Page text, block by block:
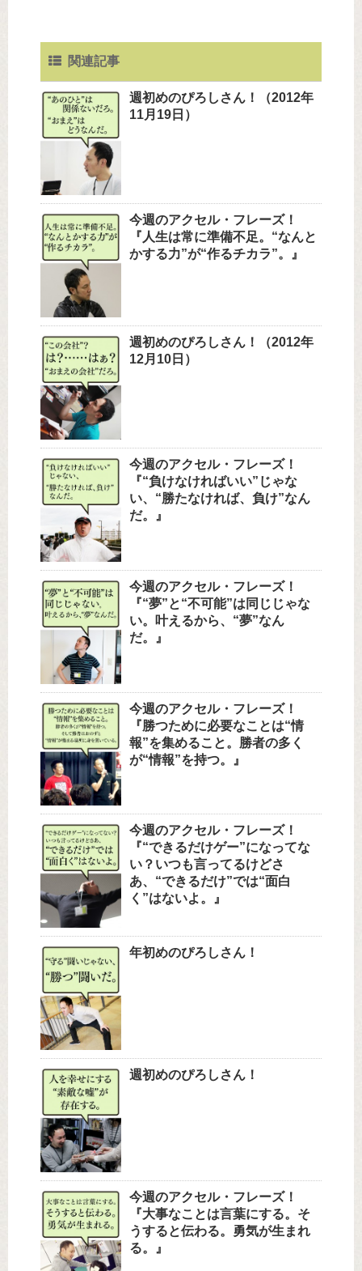
関連記事
週初めのぴろしさん！（2012年
11月19日）
今週のアクセル・フレーズ！
『人生は常に準備不足。“なんと
かする力”が“作るチカラ”。』
週初めのぴろしさん！（2012年
12月10日）
今週のアクセル・フレーズ！
『“負けなければいい”じゃな
い、“勝たなければ、負け”なん
だ。』
今週のアクセル・フレーズ！
『“夢”と“不可能”は同じじゃな
い。叶えるから、“夢”なん
だ。』
今週のアクセル・フレーズ！
『勝つために必要なことは“情
報”を集めること。勝者の多く
が“情報”を持つ。』
今週のアクセル・フレーズ！
『“できるだけゲー”になってな
い？いつも言ってるけどさ
あ、“できるだけ”では“面白
く”はないよ。』
年初めのぴろしさん！
週初めのぴろしさん！
今週のアクセル・フレーズ！
『大事なことは言葉にする。そ
うすると伝わる。勇気が生まれ
る。』